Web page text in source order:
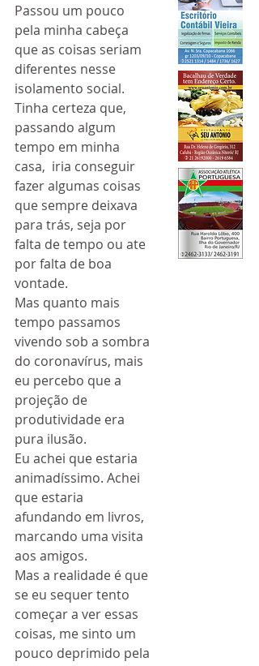
Passou um pouco
pela minha cabeça
que as coisas seriam
diferentes nesse
isolamento social.
Tinha certeza que,
passando algum
tempo em minha
casa,  iria conseguir
fazer algumas coisas
que sempre deixava
para trás, seja por
falta de tempo ou ate
por falta de boa
vontade.
Mas quanto mais
tempo passamos
vivendo sob a sombra
do coronavírus, mais
eu percebo que a
projeção de
produtividade era
pura ilusão.
Eu achei que estaria
animadíssimo. Achei
que estaria
afundando em livros,
marcando uma visita
aos amigos.
Mas a realidade é que
se eu sequer tento
começar a ver essas
coisas, me sinto um
pouco deprimido pela